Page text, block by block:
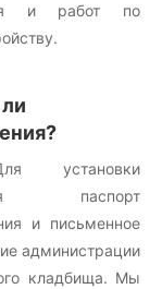
и работ по
установки
паспорт
и письменное
администрации
кладбища. Мы